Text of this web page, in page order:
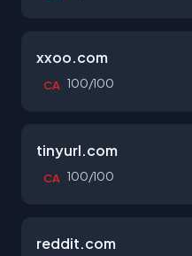
xxoo.com
CA 100/100
tinyurl.com
CA 100/100
reddit.com